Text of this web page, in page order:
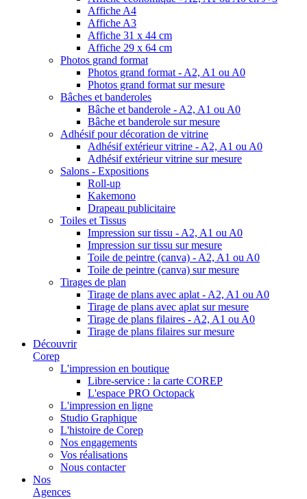
Affiche A4
Affiche A3
Affiche 31 x 44 cm
Affiche 29 x 64 cm
Photos grand format
Photos grand format - A2, A1 ou A0
Photos grand format sur mesure
Bâches et banderoles
Bâche et banderole - A2, A1 ou A0
Bâche et banderole sur mesure
Adhésif pour décoration de vitrine
Adhésif extérieur vitrine - A2, A1 ou A0
Adhésif extérieur vitrine sur mesure
Salons - Expositions
Roll-up
Kakemono
Drapeau publicitaire
Toiles et Tissus
Impression sur tissu - A2, A1 ou A0
Impression sur tissu sur mesure
Toile de peintre (canva) - A2, A1 ou A0
Toile de peintre (canva) sur mesure
Tirages de plan
Tirage de plans avec aplat - A2, A1 ou A0
Tirage de plans avec aplat sur mesure
Tirage de plans filaires - A2, A1 ou A0
Tirage de plans filaires sur mesure
Découvrir
Corep
L'impression en boutique
Libre-service : la carte COREP
L'espace PRO Octopack
L'impression en ligne
Studio Graphique
L'histoire de Corep
Nos engagements
Vos réalisations
Nous contacter
Nos
Agences